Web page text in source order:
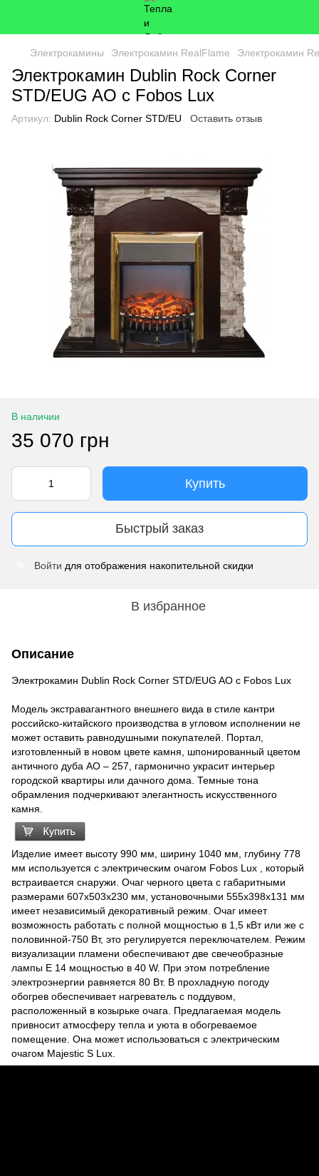
Электрокамины Электрокамин RealFlame Электрокамин
Электрокамин Dublin Rock Corner
STD/EUG AO с Fobos Lux
Артикул: Dublin Rock Corner STD/EU Оставить отзыв
В наличии
35 070 грн
Купить
Быстрый заказ
Войти для отображения накопительной скидки
В избранное
Описание
Электрокамин Dublin Rock Corner STD/EUG AO с Fobos Lux
Модель экстравагантного внешнего вида в стиле кантри
российско-китайского производства в угловом исполнении не
может оставить равнодушными покупателей. Портал,
изготовленный в новом цвете камня, шпонированный цветом
античного дуба AO – 257, гармонично украсит интерьер
городской квартиры или дачного дома. Темные тона
обрамления подчеркивают элегантность искусственного
камня.
Изделие имеет высоту 990 мм, ширину 1040 мм, глубину 778
мм используется с электрическим очагом Fobos Lux , который
встраивается снаружи. Очаг черного цвета с габаритными
размерами 607х503х230 мм, установочными 555х398х131 мм
имеет независимый декоративный режим. Очаг имеет
возможность работать с полной мощностью в 1,5 кВт или же с
половинной-750 Вт, это регулируется переключателем. Режим
визуализации пламени обеспечивают две свечеобразные
лампы Е 14 мощностью в 40 W. При этом потребление
электроэнергии равняется 80 Вт. В прохладную погоду
обогрев обеспечивает нагреватель с поддувом,
расположенный в козырьке очага. Предлагаемая модель
привносит атмосферу тепла и уюта в обогреваемое
помещение. Она может использоваться с электрическим
очагом Majestic S Lux.